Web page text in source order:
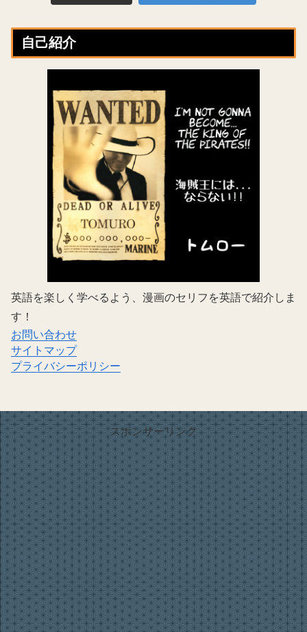
自己紹介
英語を楽しく学べるよう、漫画のセリフを英語で紹介しま
す！
お問い合わせ
サイトマップ
プライバシーポリシー
スポンサーリンク